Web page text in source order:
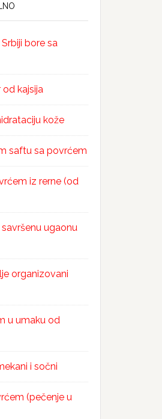
bore sa
kajsija
kože
saftu sa povrćem
iz rerne (od
ugaonu
organizovani
u umaku od
i sočni
(pečenje u